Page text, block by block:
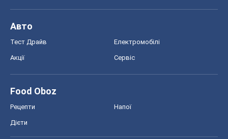
Авто
Тест Драйв Електромобілі
Акції Сервіс
Food Oboz
Рецепти Напої
Дієти